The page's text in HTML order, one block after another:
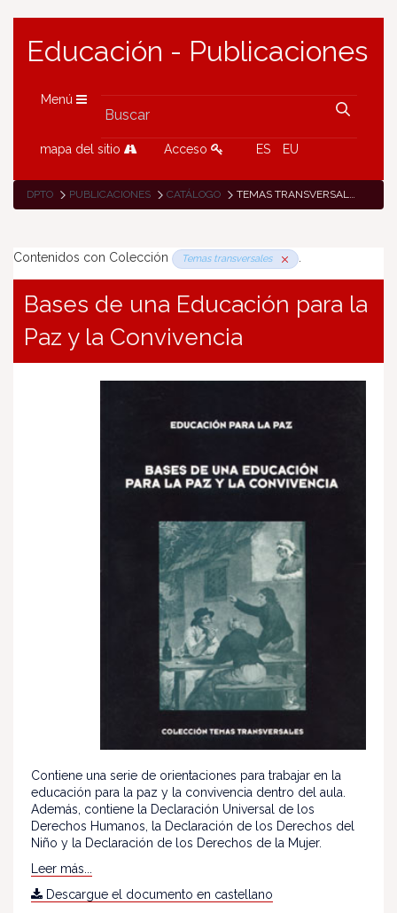
Educación - Publicaciones
Menú
mapa del sitio Acceso ES EU
DPTO PUBLICACIONES CATÁLOGO TEMAS TRANSVERSALES
Contenidos con Colección Temas transversales .
Bases de una Educación para la
Paz y la Convivencia
Contiene una serie de orientaciones para trabajar en la
educación para la paz y la convivencia dentro del aula.
Además, contiene la Declaración Universal de los
Derechos Humanos, la Declaración de los Derechos del
Niño y la Declaración de los Derechos de la Mujer.
Leer más...
Descargue el documento en castellano